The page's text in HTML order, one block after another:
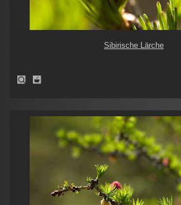
Sibirische Lärche